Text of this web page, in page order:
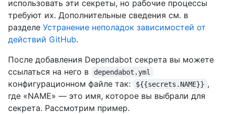
использовать эти секреты, но рабочие процессы
требуют их. Дополнительные сведения см. в
разделе Устранение неполадок зависимостей от
действий GitHub.
После добавления Dependabot секрета вы можете
ссылаться на него в
dependabot.yml
конфигурационном файле так: ${{secrets.NAME}} ,
где «NAME» — это имя, которое вы выбрали для
секрета. Рассмотрим пример.